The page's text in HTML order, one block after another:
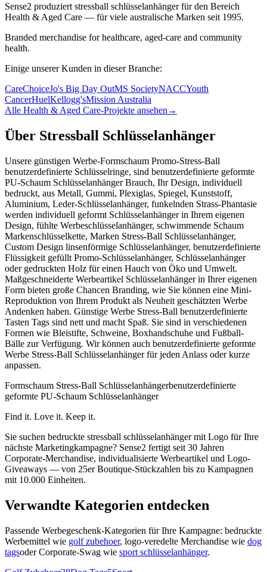
Sense2 produziert stressball schlüsselanhänger für den Bereich
Health & Aged Care — für viele australische Marken seit 1995.
Branded merchandise for healthcare, aged-care and community
health.
Einige unserer Kunden in dieser Branche:
CareChoiceJo's Big Day OutMS SocietyNACCYouth
CancerHuelKellogg'sMission Australia
Alle Health & Aged Care-Projekte ansehen →
Über Stressball Schlüsselanhänger
Unsere günstigen Werbe-Formschaum Promo-Stress-Ball
benutzerdefinierte Schlüsselringe, sind benutzerdefinierte geformte
PU-Schaum Schlüsselanhänger Brauch, Ihr Design, individuell
bedruckt, aus Metall, Gummi, Plexiglas, Spiegel, Kunststoff,
Aluminium, Leder-Schlüsselanhänger, funkelnden Strass-Phantasie
werden individuell geformt Schlüsselanhänger in Ihrem eigenen
Design, fühlte Werbeschlüsselanhänger, schwimmende Schaum
Markenschlüsselkette, Marken Stress-Ball Schlüsselanhänger,
Custom Design linsenförmige Schlüsselanhänger, benutzerdefinierte
Flüssigkeit gefüllt Promo-Schlüsselanhänger, Schlüsselanhänger
oder gedruckten Holz für einen Hauch von Öko und Umwelt.
Maßgeschneiderte Werbeartikel Schlüsselanhänger in Ihrer eigenen
Form bieten große Chancen Branding, wie Sie können eine Mini-
Reproduktion von Ihrem Produkt als Neuheit geschätzten Werbe
Andenken haben. Günstige Werbe Stress-Ball benutzerdefinierte
Tasten Tags sind nett und macht Spaß. Sie sind in verschiedenen
Formen wie Bleistifte, Schweine, Boxhandschuhe und Fußball-
Bälle zur Verfügung. Wir können auch benutzerdefinierte geformte
Werbe Stress-Ball Schlüsselanhänger für jeden Anlass oder kurze
anpassen.
Formschaum Stress-Ball Schlüsselanhängerbenutzerdefinierte
geformte PU-Schaum Schlüsselanhänger
Find it. Love it. Keep it.
Sie suchen bedruckte stressball schlüsselanhänger mit Logo für Ihre
nächste Marketingkampagne? Sense2 fertigt seit 30 Jahren
Corporate-Merchandise, individualisierte Werbeartikel und Logo-
Giveaways — von 25er Boutique-Stückzahlen bis zu Kampagnen
mit 10.000 Einheiten.
Verwandte Kategorien entdecken
Passende Werbegeschenk-Kategorien für Ihre Kampagne: bedruckte
Werbemittel wie golf zubehoer, logo-veredelte Merchandise wie dog
tagsoder Corporate-Swag wie sport schlüsselanhänger.